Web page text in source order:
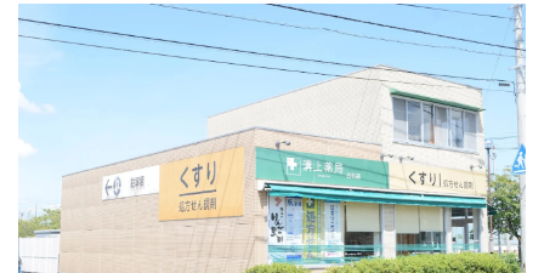
【その他補足】
1) 従事すべき業務の変更の範囲
2) 就業場所の変更の範囲
原則として溝上薬局芦屋中央病院前店
※本人の同意がある場合に限り、近隣店舗へ変更する場合があり
3) 有期労働契約を更新する場合の基準
更新の有無 （更新する場合がある）